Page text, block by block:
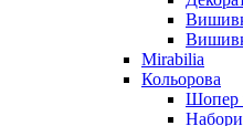
Mirabilia
Кольорова
Шопер